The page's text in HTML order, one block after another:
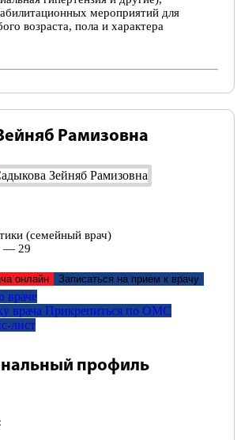
мероприятий для
возраста, пола и характера
Рамизовна
(семейный врач)
— 29
онлайн Записаться на прием к врачу
враче
врача Прикрепитьcя по ОМС
лист
профиль